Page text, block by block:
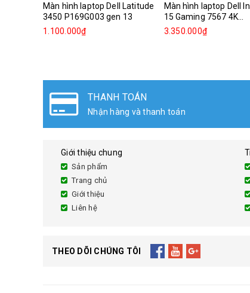
Màn hình laptop Dell Latitude
3450 P169G003 gen 13
1.100.000₫
Màn hình laptop Dell
15 Gaming 7567 4K...
3.350.000₫
ĐỔI TRẢ HÀNG
Đổi sản phẩm lên đến 30 ngày
Giới thiệu chung
Sản phẩm
Trang chủ
Giới thiệu
Liên hệ
THEO DÕI CHÚNG TÔI